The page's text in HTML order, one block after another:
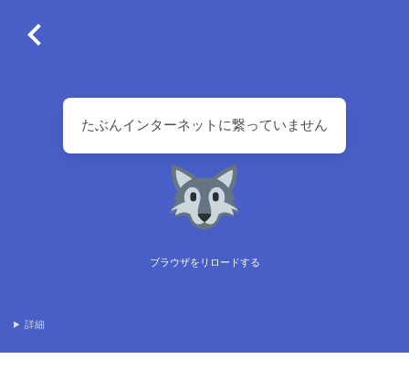
たぶんインターネットに繋っていません
ブラウザをリロードする
詳細